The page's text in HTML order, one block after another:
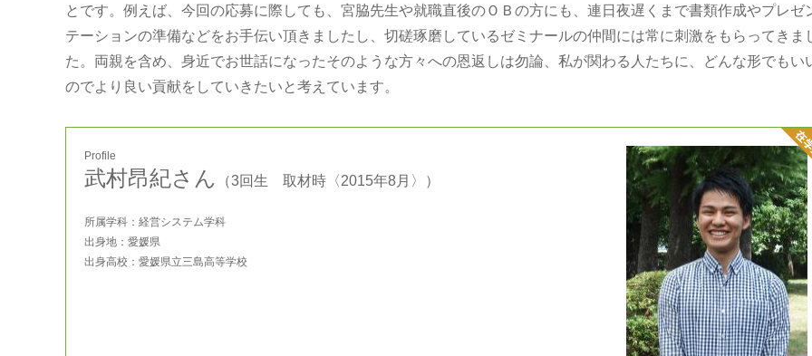
とです。例えば、今回の応募に際しても、宮脇先生や就職直後のＯＢの方にも、連日夜遅くまで書類作成やプレゼ
テーションの準備などをお手伝い頂きましたし、切磋琢磨しているゼミナールの仲間には常に刺激をもらってきま
た。両親を含め、身近でお世話になったそのような方々への恩返しは勿論、私が関わる人たちに、どんな形でもい
のでより良い貢献をしていきたいと考えています。
Profile
武村昂紀さん （3回生 取材時〈2015年8月〉）
所属学科：経営システム学科
出身地：愛媛県
出身高校：愛媛県立三島高等学校